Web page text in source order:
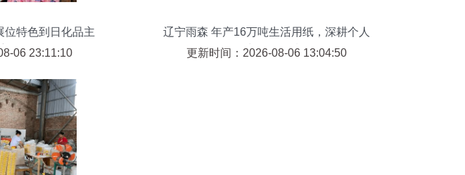
位特色到日化品主
06 23:11:10
辽宁雨森 年产16万吨生活用纸，深耕个人
卫生用品领域
更新时间：2026-08-06 13:04:50